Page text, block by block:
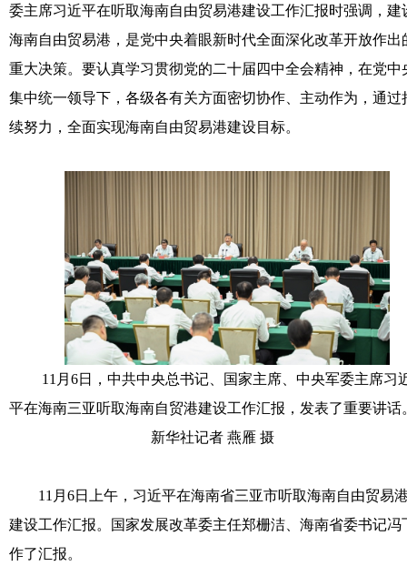
委主席习近平在听取海南自由贸易港建设工作汇报时强调，建
海南自由贸易港，是党中央着眼新时代全面深化改革开放作出
重大决策。要认真学习贯彻党的二十届四中全会精神，在党中
集中统一领导下，各级各有关方面密切协作、主动作为，通过
续努力，全面实现海南自由贸易港建设目标。
11月6日，中共中央总书记、国家主席、中央军委主席习
平在海南三亚听取海南自贸港建设工作汇报，发表了重要讲话
新华社记者 燕雁 摄
11月6日上午，习近平在海南省三亚市听取海南自由贸易
建设工作汇报。国家发展改革委主任郑栅洁、海南省委书记冯
作了汇报。